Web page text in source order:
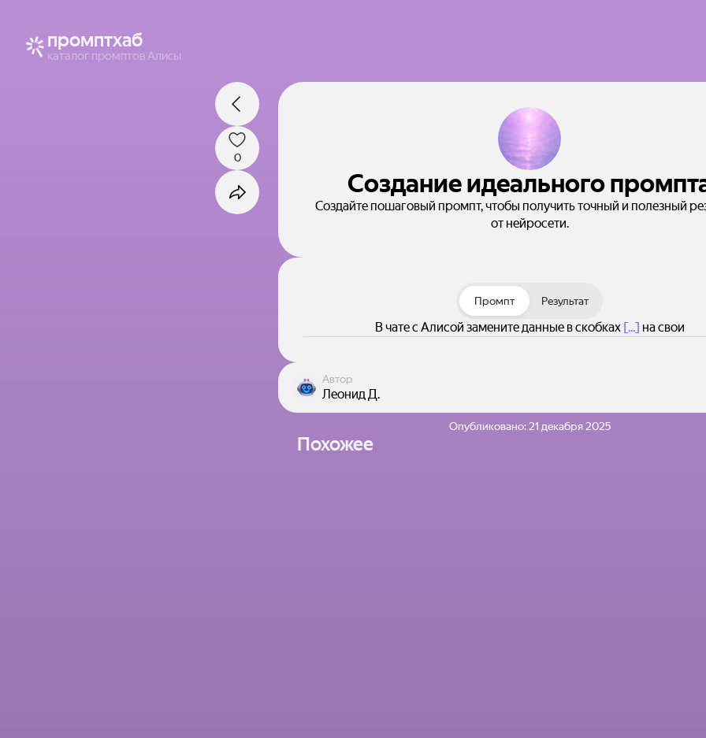
промптхаб
каталог промптов Алисы
Создание идеального
Создайте пошаговый промпт, чтобы получить точный и полезный
от нейросети.
0
Промпт Результат
В чате с Алисой замените данные в скобках [...] на свои
Автор
Леонид Д.
Опубликовано:21 декабря 2025
Похожее